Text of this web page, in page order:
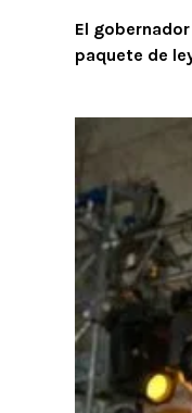
El
paquete de